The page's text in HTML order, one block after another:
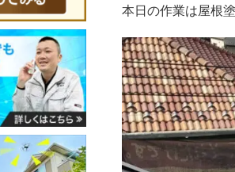
本日の作業は屋根